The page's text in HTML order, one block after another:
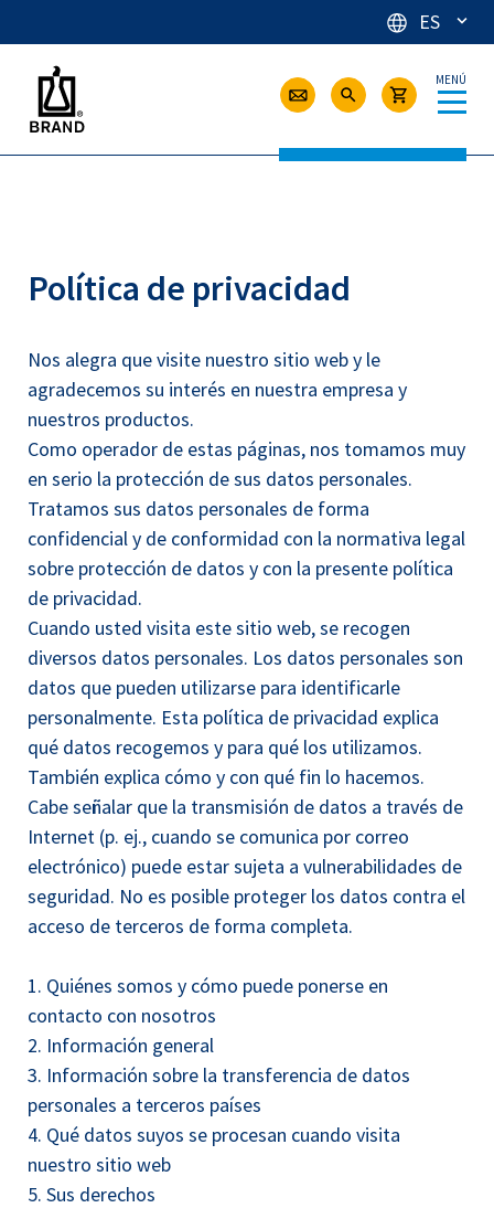
ES
MENÚ
Política de privacidad
Nos alegra que visite nuestro sitio web y le
agradecemos su interés en nuestra empresa y
nuestros productos.
Como operador de estas páginas, nos tomamos muy
en serio la protección de sus datos personales.
Tratamos sus datos personales de forma
confidencial y de conformidad con la normativa legal
sobre protección de datos y con la presente política
de privacidad.
Cuando usted visita este sitio web, se recogen
diversos datos personales. Los datos personales son
datos que pueden utilizarse para identificarle
personalmente. Esta política de privacidad explica
qué datos recogemos y para qué los utilizamos.
También explica cómo y con qué fin lo hacemos.
Cabe señalar que la transmisión de datos a través de
Internet (p. ej., cuando se comunica por correo
electrónico) puede estar sujeta a vulnerabilidades de
seguridad. No es posible proteger los datos contra el
acceso de terceros de forma completa.
1. Quiénes somos y cómo puede ponerse en
contacto con nosotros
2. Información general
3. Información sobre la transferencia de datos
personales a terceros países
4. Qué datos suyos se procesan cuando visita
nuestro sitio web
5. Sus derechos